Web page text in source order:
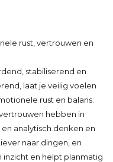
rust, vertrouwen en
stabiliserend en
laat je veilig voelen
rust en balans.
hebben in
analytisch denken en
naar dingen, en
inzicht en helpt planmatig